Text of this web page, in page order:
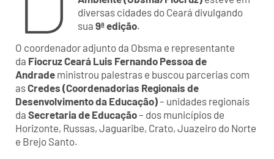
diversas cidades do Ceará divulgando
sua9ª edição.
O coordenador adjunto da Obsma e representante
da Fiocruz Ceará Luis Fernando Pessoa de
Andrade ministrou palestras e buscou parcerias com
asCredes (Coordenadorias Regionais de
Desenvolvimento da Educação)– unidades regionais
da Secretaria de Educação– dos municípios de
Horizonte, Russas, Jaguaribe, Crato, Juazeiro do Norte
e Brejo Santo.